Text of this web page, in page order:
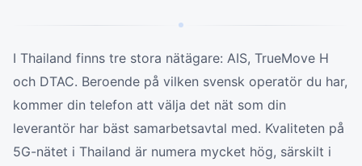
I Thailand finns tre stora nätägare: AIS, TrueMove H
och DTAC. Beroende på vilken svensk operatör du har,
kommer din telefon att välja det nät som din
leverantör har bäst samarbetsavtal med. Kvaliteten på
5G-nätet i Thailand är numera mycket hög, särskilt i